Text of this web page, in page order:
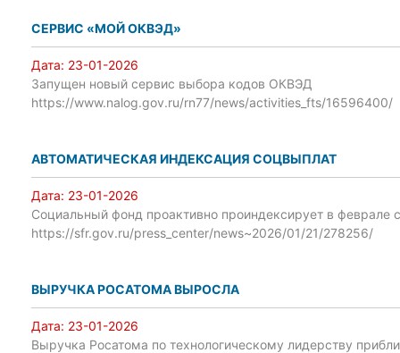
СЕРВИС «МОЙ ОКВЭД»
Дата: 23-01-2026
Запущен новый сервис выбора кодов ОКВЭД
https://www.nalog.gov.ru/rn77/news/activities_fts/16596400/
АВТОМАТИЧЕСКАЯ ИНДЕКСАЦИЯ СОЦВЫПЛАТ
Дата: 23-01-2026
Социальный фонд проактивно проиндексирует в феврале
https://sfr.gov.ru/press_center/news~2026/01/21/278256/
ВЫРУЧКА РОСАТОМА ВЫРОСЛА
Дата: 23-01-2026
Выручка Росатома по технологическому лидерству